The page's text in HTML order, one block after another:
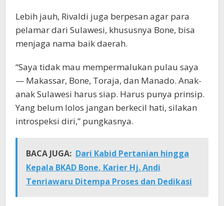
Lebih jauh, Rivaldi juga berpesan agar para
pelamar dari Sulawesi, khususnya Bone, bisa
menjaga nama baik daerah.
“Saya tidak mau mempermalukan pulau saya
— Makassar, Bone, Toraja, dan Manado. Anak-
anak Sulawesi harus siap. Harus punya prinsip.
Yang belum lolos jangan berkecil hati, silakan
introspeksi diri,” pungkasnya.
BACA JUGA: Dari Kabid Pertanian hingga
Kepala BKAD Bone, Karier Hj. Andi
Tenriawaru Ditempa Proses dan Dedikasi